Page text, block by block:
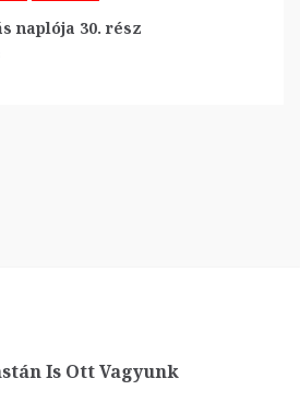
naplója 30. rész
Is Ott Vagyunk